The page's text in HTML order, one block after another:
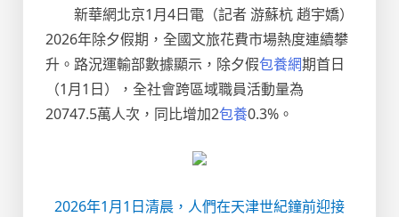
新華網北京1月4日電（記者 游蘇杭 趙宇嬌）
2026年除夕假期，全國文旅花費市場熱度連續攀
升。路況運輸部數據顯示，除夕假包養網期首日
（1月1日），全社會跨區域職員活動量為
20747.5萬人次，同比增加2包養0.3%。
2026年1月1日清晨，人們在天津世紀鐘前迎接